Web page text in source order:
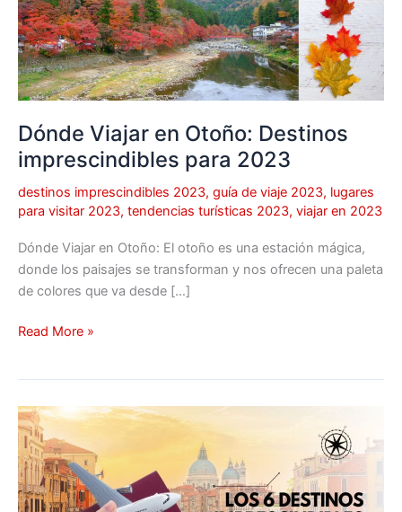
Dónde Viajar en Otoño: Destinos
imprescindibles para 2023
destinos imprescindibles 2023, guía de viaje 2023, lugares
para visitar 2023, tendencias turísticas 2023, viajar en 2023
Dónde Viajar en Otoño: El otoño es una estación mágica,
donde los paisajes se transforman y nos ofrecen una paleta
de colores que va desde […]
imprescindibles
para
2023
Read More »
Los
6
destinos
imprescindibles
para